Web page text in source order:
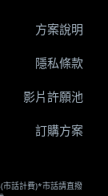
話計費)*市話請直撥
方案說明
隱私條款
影片許願池
訂購方案